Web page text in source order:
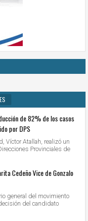
de 82% de los casos
por DPS
Víctor Atallah, realizó un
Provinciales de
Cedeño Vice de Gonzalo
general del movimiento
del candidato